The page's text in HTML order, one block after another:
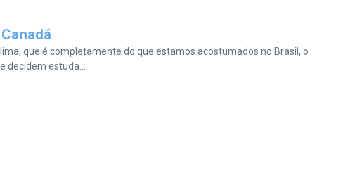
que é completamente do que estamos acostumados no Brasil, o
estuda...